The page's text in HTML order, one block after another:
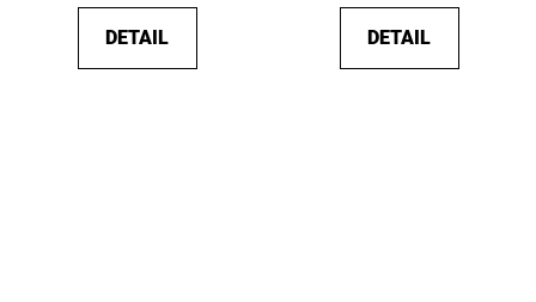
DETAIL DETAIL